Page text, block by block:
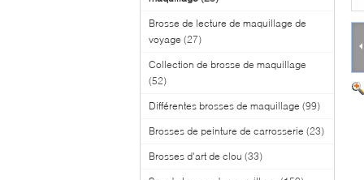
Brosse de lecture de maquillage de
voyage (27)
Collection de brosse de maquillage
(52)
Différentes brosses de maquillage (99)
Brosses de peinture de carrosserie (23)
Brosses d'art de clou (33)